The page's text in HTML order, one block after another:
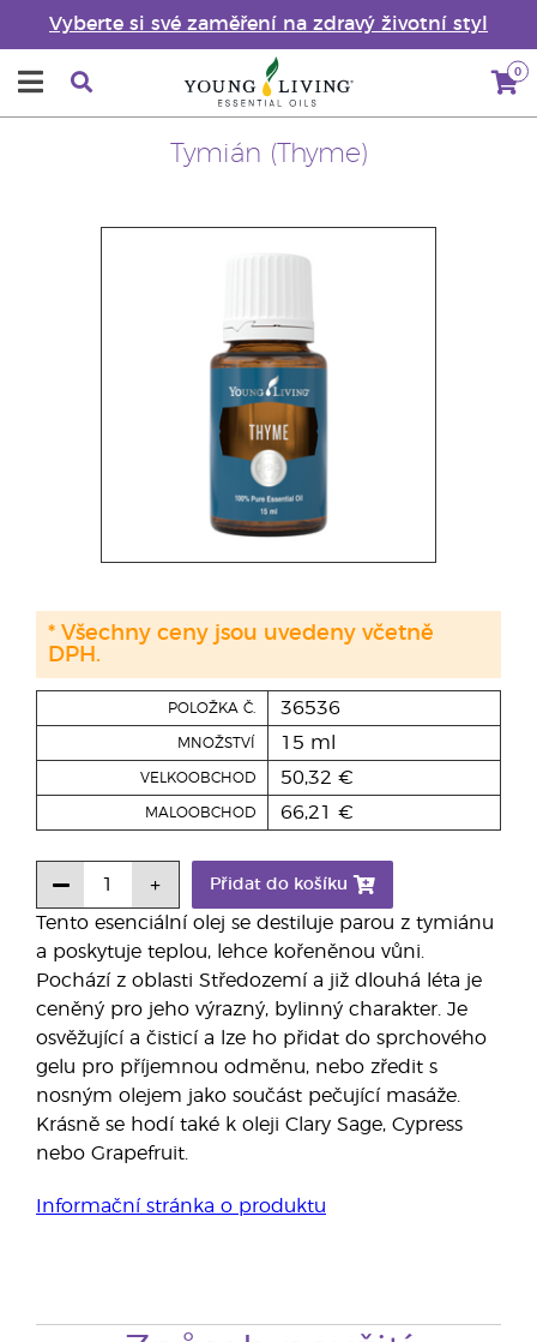
Vyberte si své zaměření na zdravý životní styl
0
Tymián (Thyme)
Tento esenciální olej se destiluje parou z tymiánu
a poskytuje teplou, lehce kořeněnou vůni.
Pochází z oblasti Středozemí a již dlouhá léta je
ceněný pro jeho výrazný, bylinný charakter. Je
osvěžující a čisticí a lze ho přidat do sprchového
gelu pro příjemnou odměnu, nebo zředit s
nosným olejem jako součást pečující masáže.
Krásně se hodí také k oleji Clary Sage, Cypress
nebo Grapefruit.
Informační stránka o produktu
POLOŽKA Č. 36536
MNOŽSTVÍ 15 ml
VELKOOBCHOD 50,32 €
MALOOBCHOD 66,21 €
Přidat do košíku
* Všechny ceny jsou uvedeny včetně
DPH.